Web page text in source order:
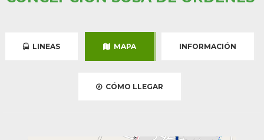
LINEAS MAPA INFORMACIÓN
CÓMO LLEGAR